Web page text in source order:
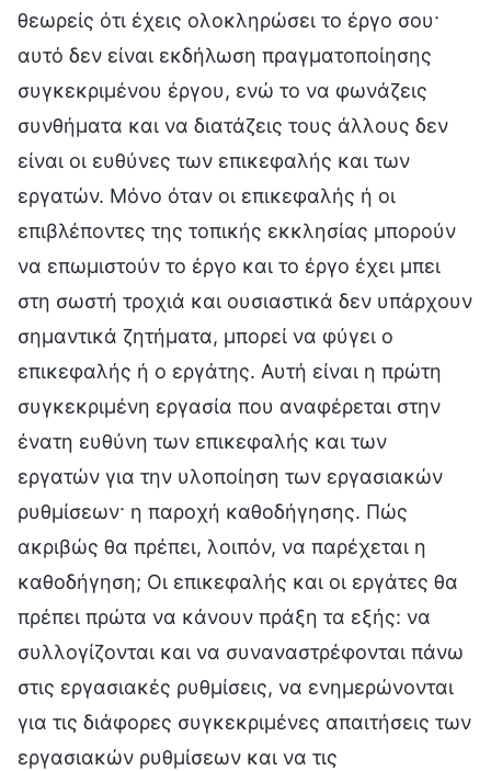
θεωρείς ότι έχεις ολοκληρώσει το έργο σου·
αυτό δεν είναι εκδήλωση πραγματοποίησης
συγκεκριμένου έργου, ενώ το να φωνάζεις
συνθήματα και να διατάζεις τους άλλους δεν
είναι οι ευθύνες των επικεφαλής και των
εργατών. Μόνο όταν οι επικεφαλής ή οι
επιβλέποντες της τοπικής εκκλησίας μπορούν
να επωμιστούν το έργο και το έργο έχει μπει
στη σωστή τροχιά και ουσιαστικά δεν υπάρχουν
σημαντικά ζητήματα, μπορεί να φύγει ο
επικεφαλής ή ο εργάτης. Αυτή είναι η πρώτη
συγκεκριμένη εργασία που αναφέρεται στην
ένατη ευθύνη των επικεφαλής και των
εργατών για την υλοποίηση των εργασιακών
ρυθμίσεων· η παροχή καθοδήγησης. Πώς
ακριβώς θα πρέπει, λοιπόν, να παρέχεται η
καθοδήγηση; Οι επικεφαλής και οι εργάτες θα
πρέπει πρώτα να κάνουν πράξη τα εξής: να
συλλογίζονται και να συναναστρέφονται πάνω
στις εργασιακές ρυθμίσεις, να ενημερώνονται
για τις διάφορες συγκεκριμένες απαιτήσεις των
εργασιακών ρυθμίσεων και να τις